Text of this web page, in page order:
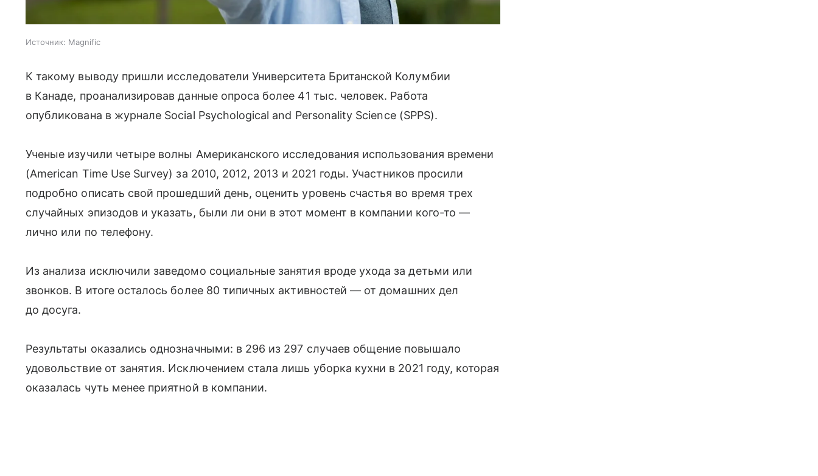
Источник: Magnific
К такому выводу пришли исследователи Университета Британской Колумбии
в Канаде, проанализировав данные опроса более 41 тыс. человек. Работа
опубликована в журнале Social Psychological and Personality Science (SPPS).
Ученые изучили четыре волны Американского исследования использования времени
(American Time Use Survey) за 2010, 2012, 2013 и 2021 годы. Участников просили
подробно описать свой прошедший день, оценить уровень счастья во время трех
случайных эпизодов и указать, были ли они в этот момент в компании кого-то —
лично или по телефону.
Из анализа исключили заведомо социальные занятия вроде ухода за детьми или
звонков. В итоге осталось более 80 типичных активностей — от домашних дел
до досуга.
Результаты оказались однозначными: в 296 из 297 случаев общение повышало
удовольствие от занятия. Исключением стала лишь уборка кухни в 2021 году, которая
оказалась чуть менее приятной в компании.